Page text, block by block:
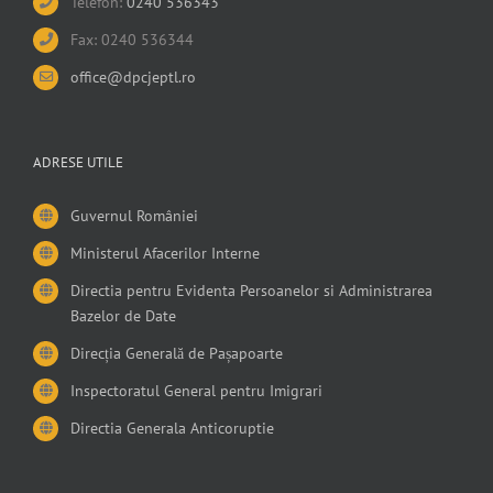
Fax: 0240 536344
office@dpcjeptl.ro
ADRESE UTILE
Guvernul României
Ministerul Afacerilor Interne
Directia pentru Evidenta Persoanelor si Administrarea
Bazelor de Date
Direcția Generală de Pașapoarte
Inspectoratul General pentru Imigrari
Directia Generala Anticoruptie